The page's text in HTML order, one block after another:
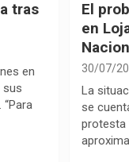
tras
en
sus
El
en
30/07/
La
se
protesta